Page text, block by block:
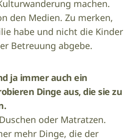
machen.
den Medien. Zu merken,
habe und nicht die Kinder
Betreuung abgebe.
ja immer auch ein
Dinge aus, die sie zu
oder Matratzen.
mehr Dinge, die der